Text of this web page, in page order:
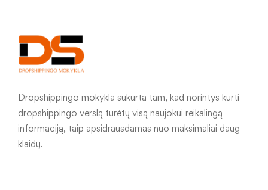
Dropshippingo mokykla sukurta tam, kad norintys kurti
dropshippingo verslą turėtų visą naujokui reikalingą
informaciją, taip apsidrausdamas nuo maksimaliai daug
klaidų.